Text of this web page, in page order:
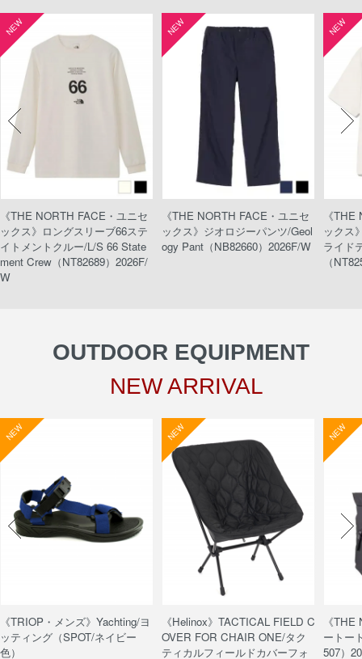
NEW
《THE NORTH FACE・ユニセ
ックス》ロングスリーブ66ステ
イトメントクルー/L/S 66 State
ment Crew（NT82689）2026F/
W
NEW
《THE NORTH FACE・ユニセ
ックス》ジオロジーパンツ/Geol
ogy Pant（NB82660）2026F/W
NEW
《
ックス
ライド
（
OUTDOOR EQUIPMENT
NEW ARRIVAL
NEW
《TRIOP・メンズ》Yachting/ヨ
ッティング（SPOT/ネイビー
色）
NEW
《Helinox》TACTICAL FIELD C
OVER FOR CHAIR ONE/タク
ティカルフィールドカバーフォ
NEW
《
ートー
507）